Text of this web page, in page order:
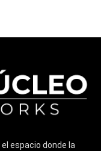
el espacio donde la